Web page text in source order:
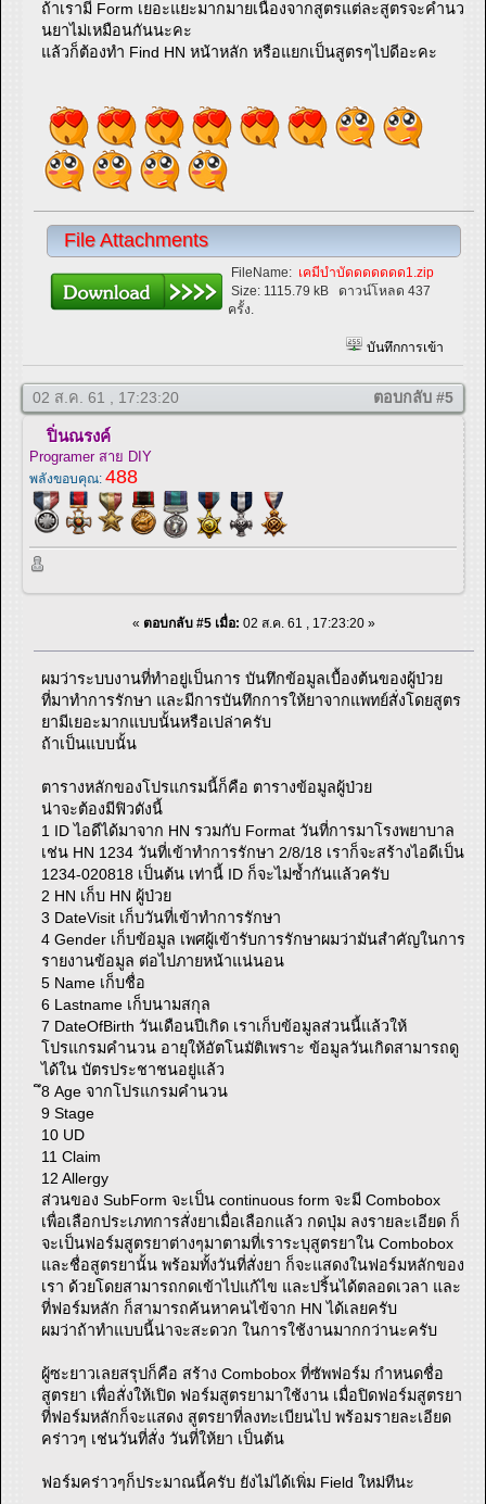
ถ้าเรามี Form เยอะแยะมากมายเนื่องจากสูตรแต่ละสูตรจะคำนว
นยาไม่เหมือนกันนะคะ
แล้วก็ต้องทำ Find HN หน้าหลัก หรือแยกเป็นสูตรๆไปดีอะคะ
File Attachments
FileName: เคมีบำบัดดดดดดด1.zip
Size: 1115.79 kB ดาวน์โหลด 437
ครั้ง.
บันทึกการเข้า
02 ส.ค. 61 , 17:23:20 ตอบกลับ #5
ปิ่นณรงค์
Programer สาย DIY
พลังขอบคุณ: 488
« ตอบกลับ #5 เมื่อ: 02 ส.ค. 61 , 17:23:20 »
ผมว่าระบบงานที่ทำอยู่เป็นการ บันทึกข้อมูลเบื้องต้นของผู้ป่วย
ที่มาทำการรักษา และมีการบันทึกการให้ยาจากแพทย์สั่งโดยสูตร
ยามีเยอะมากแบบนั้นหรือเปล่าครับ
ถ้าเป็นแบบนั้น
ตารางหลักของโปรแกรมนี้ก็คือ ตารางข้อมูลผู้ป่วย
น่าจะต้องมีฟิวดังนี้
1 ID ไอดีได้มาจาก HN รวมกับ Format วันที่การมาโรงพยาบาล
เช่น HN 1234 วันที่เข้าทำการรักษา 2/8/18 เราก็จะสร้างไอดีเป็น
1234-020818 เป็นต้น เท่านี้ ID ก็จะไม่ซ้ำกันแล้วครับ
2 HN เก็บ HN ผู้ป่วย
3 DateVisit เก็บวันที่เข้าทำการรักษา
4 Gender เก็บข้อมูล เพศผู้เข้ารับการรักษาผมว่ามันสำคัญในการ
รายงานข้อมูล ต่อไปภายหน้าแน่นอน
5 Name เก็บชื่อ
6 Lastname เก็บนามสกุล
7 DateOfBirth วันเดือนปีเกิด เราเก็บข้อมูลส่วนนี้แล้วให้
โปรแกรมคำนวน อายุให้อัตโนมัติเพราะ ข้อมูลวันเกิดสามารถดู
ได้ใน บัตรประชาชนอยู่แล้ว
ึ8 Age จากโปรแกรมคำนวน
9 Stage
10 UD
11 Claim
12 Allergy
ส่วนของ SubForm จะเป็น continuous form จะมี Combobox
เพื่อเลือกประเภทการสั่งยาเมื่อเลือกแล้ว กดปุ่ม ลงรายละเอียด ก็
จะเป็นฟอร์มสูตรยาต่างๆมาตามที่เราระบุสูตรยาใน Combobox
และชื่อสูตรยานั้น พร้อมทั้งวันที่สั่งยา ก็จะแสดงในฟอร์มหลักของ
เรา ด้วยโดยสามารถกดเข้าไปแก้ไข และปริ้นได้ตลอดเวลา และ
ที่ฟอร์มหลัก ก็สามารถค้นหาคนไข้จาก HN ได้เลยครับ
ผมว่าถ้าทำแบบนี้น่าจะสะดวก ในการใช้งานมากกว่านะครับ
ผู้ซะยาวเลยสรุปก็คือ สร้าง Combobox ที่ซัพฟอร์ม กำหนดชื่อ
สูตรยา เพื่อสั่งให้เปิด ฟอร์มสูตรยามาใช้งาน เมื่อปิดฟอร์มสูตรยา
ที่ฟอร์มหลักก็จะแสดง สูตรยาที่ลงทะเบียนไป พร้อมรายละเอียด
คร่าวๆ เช่นวันที่สั่ง วันที่ให้ยา เป็นต้น
ฟอร์มคร่าวๆก็ประมาณนี้ครับ ยังไม่ได้เพิ่ม Field ใหม่ทีนะ